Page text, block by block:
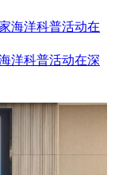
洋科普活动在深